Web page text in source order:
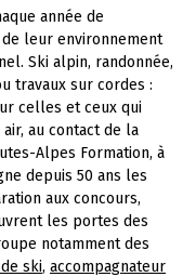
année de
leur environnement
Ski alpin, randonnée,
travaux sur cordes :
celles et ceux qui
au contact de la
Alpes Formation, à
depuis 50 ans les
aux concours,
les portes des
notamment des
ski, accompagnateur